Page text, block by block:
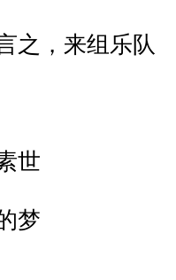
之，来组乐队
世
梦